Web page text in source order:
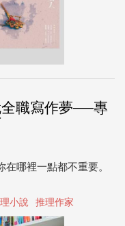
職寫作夢──專
哪裡一點都不重要。
小說 推理作家